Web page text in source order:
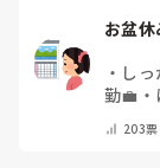
お盆
・ し
勤💼 ・
203